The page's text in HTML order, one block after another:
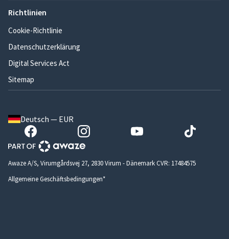
Richtlinien
Cookie-Richtlinie
Datenschutzerklärung
Digital Services Act
Sitemap
Deutsch — EUR
Awaze A/S, Virumgårdsvej 27, 2830 Virum - Dänemark CVR: 17484575
Allgemeine Geschäftsbedingungen*